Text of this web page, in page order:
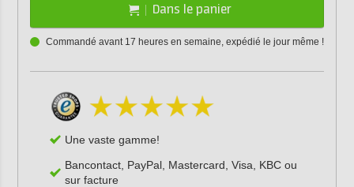
Dans le panier
Commandé avant 17 heures en semaine, expédié le jour même !
Une vaste gamme!
Bancontact, PayPal, Mastercard, Visa, KBC ou
sur facture